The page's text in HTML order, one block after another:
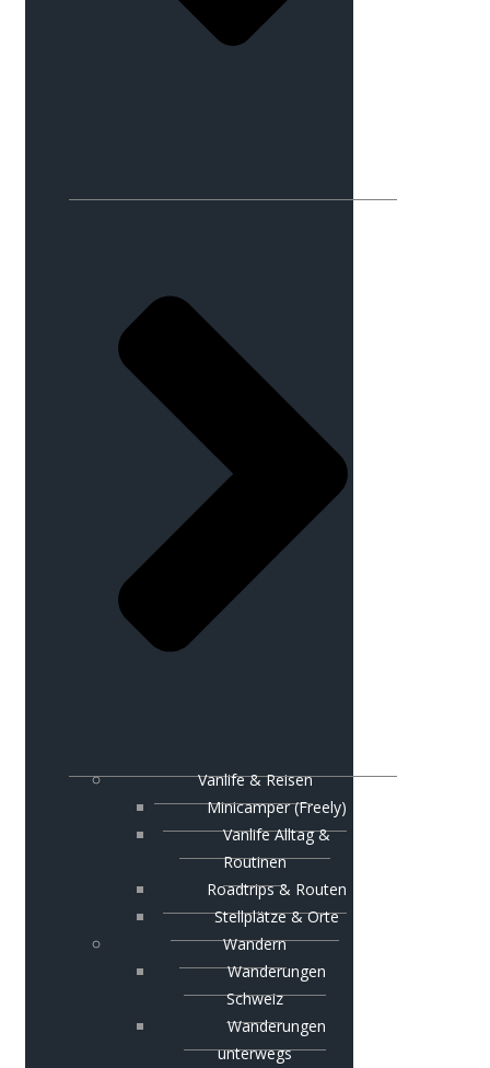
Vanlife & Reisen
Minicamper (Freely)
Vanlife Alltag &
Routinen
Roadtrips & Routen
Stellplätze & Orte
Wandern
Wanderungen
Schweiz
Wanderungen
unterwegs